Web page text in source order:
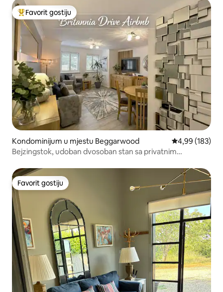
Glavni favorit gostiju
Favorit gostiju
Kondominijum u mjestu Beggarwood prosječna
4,99 (183)
Bejzingstok, udoban dvosoban stan sa privatnim
Favorit gostiju
Favorit gostiju